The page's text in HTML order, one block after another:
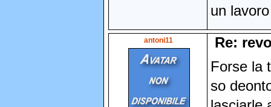
un
antoni11
Re:
Forse la
so